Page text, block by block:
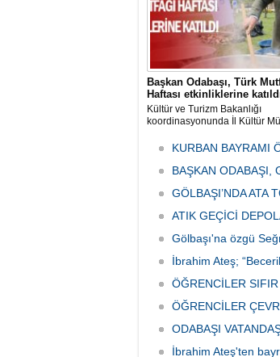
Başkan Odabaşı, Türk
Haftası etkinliklerine
Kültür ve Turizm Bakanlığı
koordinasyonunda İl Kültür
Haftası" etkinlikleri Ankara'da
KURBAN BAYRAMI
BAŞKAN ODABAŞI,
GÖLBAŞI’NDA ATA
ATIK GEÇİCİ
Gölbaşı'na özgü
İbrahim Ateş;
ÖĞRENCİLER
ÖĞRENCİLER
ODABAŞI
İbrahim Ateş'ten